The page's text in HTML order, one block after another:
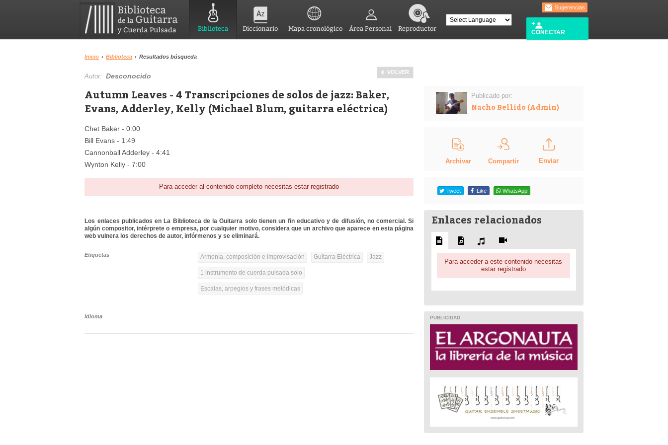
Biblioteca Diccionario Mapa cronológico Área Personal Reproductor
Sugerencias
CONECTAR
Inicio › Biblioteca › Resultados búsqueda
VOLVER
Autor:Desconocido
Autumn Leaves - 4 Transcripciones de solos de jazz: Baker,
Evans, Adderley, Kelly (Michael Blum, guitarra eléctrica)
Chet Baker - 0:00
Bill Evans - 1:49
Cannonball Adderley - 4:41
Wynton Kelly - 7:00
Para acceder al contenido completo necesitas estar registrado
Los enlaces publicados en La Biblioteca de la Guitarra solo tienen un fin educativo y de difusión, no comercial. Si
algún compositor, intérprete o empresa, por cualquier motivo, considera que un archivo que aparece en esta página
web vulnera los derechos de autor, infórmenos y se eliminará.
Etiquetas Armonía, composición e improvisación Guitarra Eléctrica Jazz
1 instrumento de cuerda pulsada solo
Escalas, arpegios y frases melódicas
Idioma
Publicado por:
Nacho Bellido (Admin)
Archivar Compartir Enviar
Tweet Like WhatsApp
Enlaces relacionados
Para acceder a este contenido necesitas
estar registrado
PUBLICIDAD